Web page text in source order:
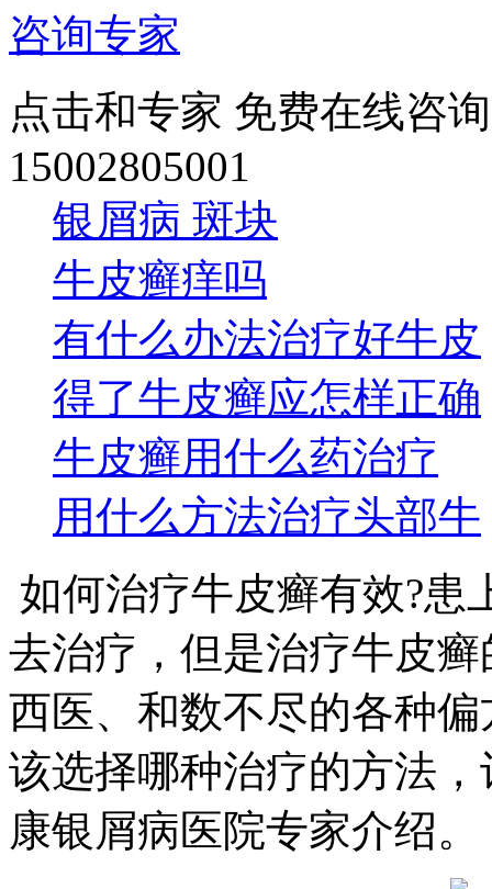
咨询专家
点击和专家 免费在线咨
15002805001
银屑病 斑块
牛皮癣痒吗
有什么办法治疗好牛皮
得了牛皮癣应怎样正确
牛皮癣用什么药治疗
用什么方法治疗头部牛
如何治疗牛皮癣有效?患
去治疗，但是治疗牛皮
西医、和数不尽的各种
该选择哪种治疗的方法
康银屑病医院专家介绍。